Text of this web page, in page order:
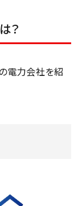
？
電力会社を紹